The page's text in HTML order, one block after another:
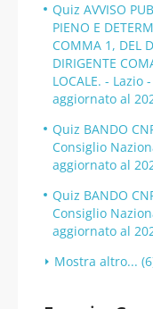
Quiz AVVISO
PIENO E
COMMA 1, DEL
DIRIGENTE
LOCALE. -
aggiornato al
Quiz BANDO
Consiglio
aggiornato al
Quiz BANDO
Consiglio
aggiornato al
Mostra altro...